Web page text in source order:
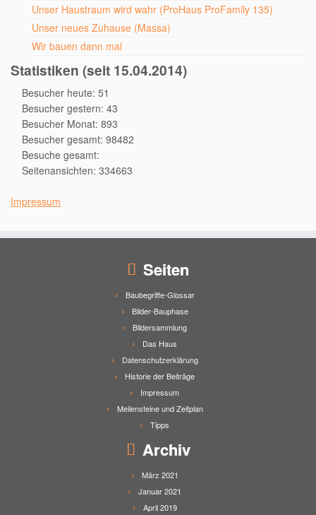
Unser Haustraum wird wahr (ProHaus ProFamily 135)
Unser neues Zuhause (Massa)
Wir bauen dann mal
Statistiken (seit 15.04.2014)
Besucher heute: 51
Besucher gestern: 43
Besucher Monat: 893
Besucher gesamt: 98482
Besuche gesamt:
Seitenansichten: 334663
Impressum
Seiten
Baubegriffe-Glossar
Bilder-Bauphase
Bildersammlung
Das Haus
Datenschutzerklärung
Historie der Beiträge
Impressum
Meilensteine und Zeitplan
Tipps
Archiv
März 2021
Januar 2021
April 2019